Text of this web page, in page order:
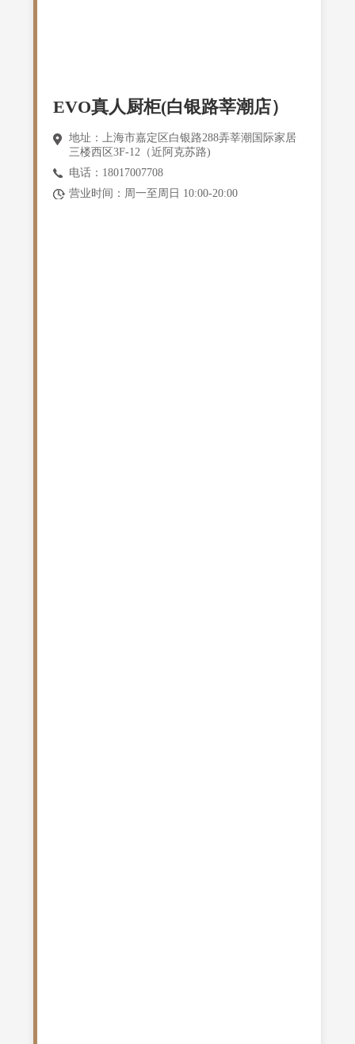
EVO真人厨柜(白银路莘潮店）
地址：上海市嘉定区白银路288弄莘潮国际家居
三楼西区3F-12（近阿克苏路)
电话：18017007708
营业时间：周一至周日 10:00-20:00